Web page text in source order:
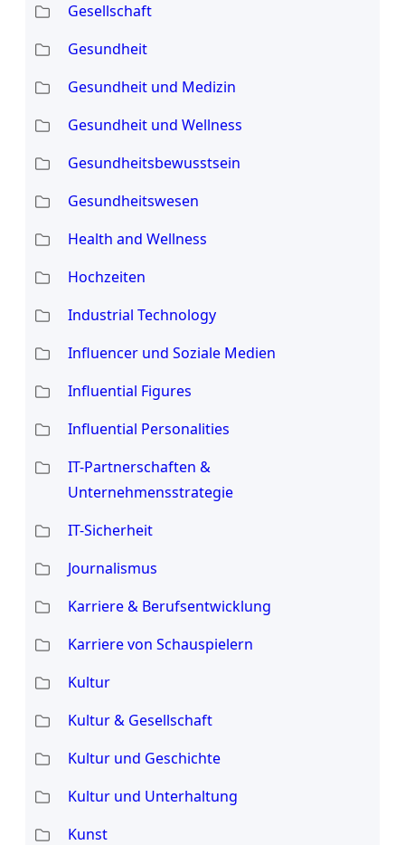
Gesellschaft
Gesundheit
Gesundheit und Medizin
Gesundheit und Wellness
Gesundheitsbewusstsein
Gesundheitswesen
Health and Wellness
Hochzeiten
Industrial Technology
Influencer und Soziale Medien
Influential Figures
Influential Personalities
IT-Partnerschaften &
Unternehmensstrategie
IT-Sicherheit
Journalismus
Karriere & Berufsentwicklung
Karriere von Schauspielern
Kultur
Kultur & Gesellschaft
Kultur und Geschichte
Kultur und Unterhaltung
Kunst